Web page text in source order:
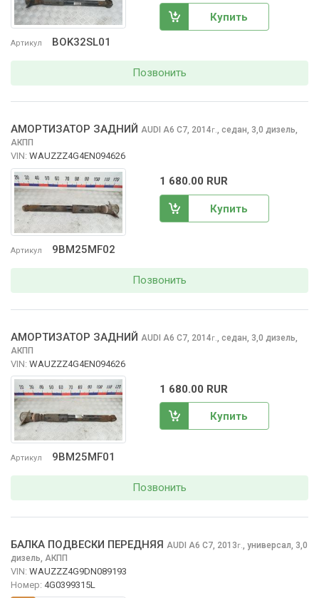
Артикул BOK32SL01
Купить
Позвонить
Артикул 9BM25MF02
АМОРТИЗАТОР ЗАДНИЙ AUDI A6 C7, 2014г., седан, 3,0 дизель,
АКПП
VIN: WAUZZZ4G4EN094626
1 680.00 RUR
Купить
Позвонить
Артикул 9BM25MF01
АМОРТИЗАТОР ЗАДНИЙ AUDI A6 C7, 2014г.
седан, 3,0 дизель,
АКПП
VIN: WAUZZZ4G4EN094626
1 680.00 RUR
Купить
Позвонить
БАЛКА ПОДВЕСКИ ПЕРЕДНЯЯ AUDI A6 C7, 2013г.
универсал, 3,0
дизель, АКПП
VIN: WAUZZZ4G9DN089193
Номер: 4G0399315L